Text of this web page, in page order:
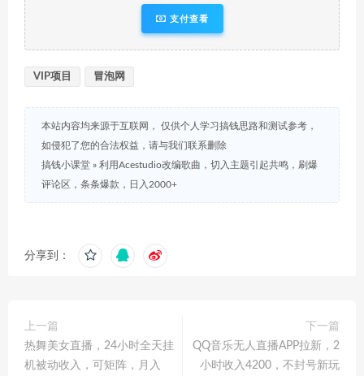
支付查看
VIP项目 冒泡网
本站内容均来源于互联网， 仅供个人学习搞钱思路和测试参考，
如侵犯了您的合法权益，请与我们联系删除
搞钱小课堂 » 利用Acestudio改编歌曲，切入主题引起共鸣，刷爆
评论区，条条爆款，日入2000+
分享到：
上一篇
热舞美女直播，24小时全天挂
机被动收入，可矩阵，月入
下一篇
QQ音乐无人直播APP拉新，2
小时收入4200，不封号新玩